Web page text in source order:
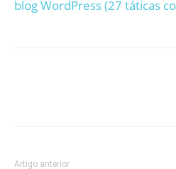
blog WordPress (27 táticas
Artigo anterior